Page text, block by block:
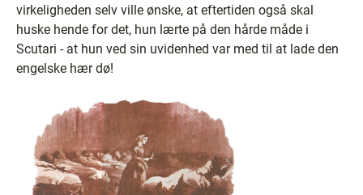
virkeligheden selv ville ønske, at eftertiden også skal
huske hende for det, hun lærte på den hårde måde i
Scutari - at hun ved sin uvidenhed var med til at lade den
engelske hær dø!